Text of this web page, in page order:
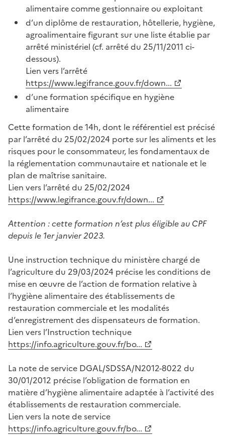
alimentaire comme gestionnaire ou exploitant
d’un diplôme de restauration, hôtellerie, hygiène,
agroalimentaire figurant sur une liste établie par
arrêté ministériel (cf. arrêté du 25/11/2011 ci-
dessous).
Lien vers l’arrêté
https://www.legifrance.gouv.fr/down...
d’une formation spécifique en hygiène
alimentaire
Cette formation de 14h, dont le référentiel est précisé
par l’arrêté du 25/02/2024 porte sur les aliments et les
risques pour le consommateur, les fondamentaux de
la réglementation communautaire et nationale et le
plan de maîtrise sanitaire.
Lien vers l’arrêté du 25/02/2024
https://www.legifrance.gouv.fr/down...
Attention : cette formation n’est plus éligible au CPF
depuis le 1er janvier 2023.
Une instruction technique du ministère chargé de
l’agriculture du 29/03/2024 précise les conditions de
mise en œuvre de l’action de formation relative à
l’hygiène alimentaire des établissements de
restauration commerciale et les modalités
d’enregistrement des dispensateurs de formation.
Lien vers l’Instruction technique
https://info.agriculture.gouv.fr/bo...
La note de service DGAL/SDSSA/N2012-8022 du
30/01/2012 précise l’obligation de formation en
matière d’hygiène alimentaire adaptée à l’activité des
établissements de restauration commerciale.
Lien vers la note de service
https://info.agriculture.gouv.fr/bo...